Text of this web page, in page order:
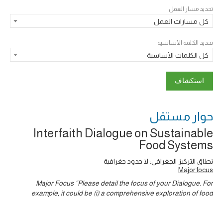
تحديد مسار العمل
كل مسارات العمل
تحديد الكلمة الأساسية
كل الكلمات الأساسية
حوار ‎مستقل
Interfaith Dialogue on Sustainable
Food Systems
نطاق التركيز الجغرافي: لا حدود جغرافية
Major focus
Major Focus “Please detail the focus of your Dialogue. For
example, it could be (i) a comprehensive exploration of food